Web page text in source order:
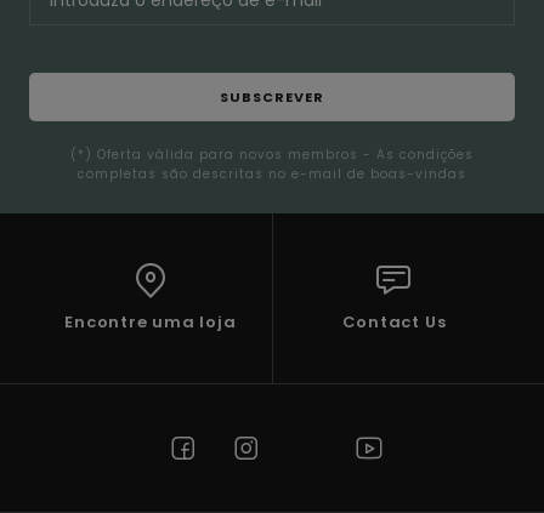
SUBSCREVER
(*) Oferta válida para novos membros - As condições
completas são descritas no e-mail de boas-vindas
Encontre uma loja Contact Us